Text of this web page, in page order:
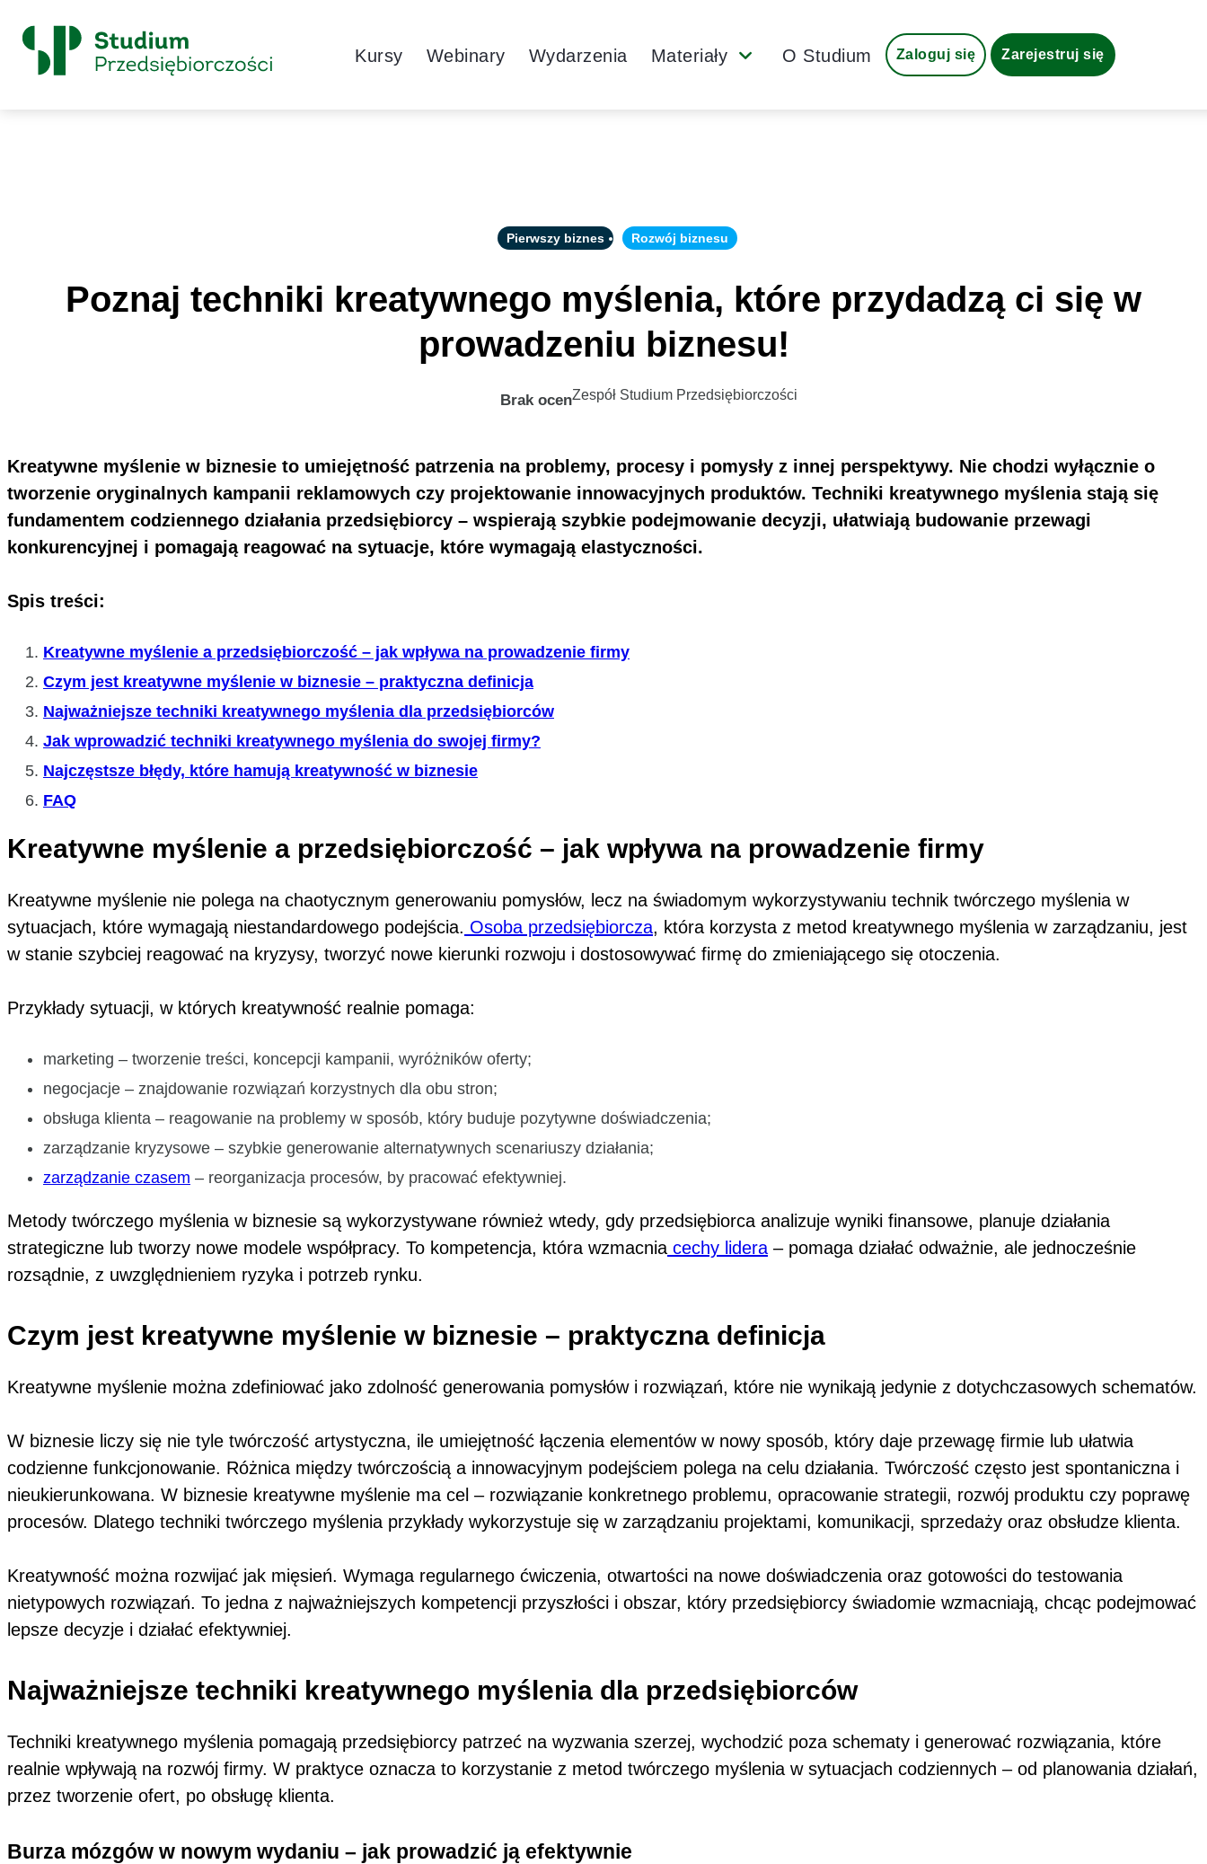
Skip to content
Główne
Logo
Navigation
Kursy Webinary Wydarzenia Materiały SubmenuO Studium Zaloguj się Zarejestruj się
Pierwszy biznes Rozwój biznesu
Poznaj techniki kreatywnego myślenia, które przydadzą ci się w
prowadzeniu biznesu!
Brak ocenZespół Studium Przedsiębiorczości
Kreatywne myślenie w biznesie to umiejętność patrzenia na problemy, procesy i pomysły z innej perspektywy. Nie chodzi wyłącznie o
tworzenie oryginalnych kampanii reklamowych czy projektowanie innowacyjnych produktów. Techniki kreatywnego myślenia stają się
fundamentem codziennego działania przedsiębiorcy – wspierają szybkie podejmowanie decyzji, ułatwiają budowanie przewagi
konkurencyjnej i pomagają reagować na sytuacje, które wymagają elastyczności.
Spis treści:
Kreatywne myślenie a przedsiębiorczość – jak wpływa na prowadzenie firmy
Czym jest kreatywne myślenie w biznesie – praktyczna definicja
Najważniejsze techniki kreatywnego myślenia dla przedsiębiorców
Jak wprowadzić techniki kreatywnego myślenia do swojej firmy?
Najczęstsze błędy, które hamują kreatywność w biznesie
FAQ
Kreatywne myślenie a przedsiębiorczość – jak wpływa na prowadzenie firmy
Kreatywne myślenie nie polega na chaotycznym generowaniu pomysłów, lecz na świadomym wykorzystywaniu technik twórczego myślenia w
sytuacjach, które wymagają niestandardowego podejścia. Osoba przedsiębiorcza, która korzysta z metod kreatywnego myślenia w zarządzaniu, jest
w stanie szybciej reagować na kryzysy, tworzyć nowe kierunki rozwoju i dostosowywać firmę do zmieniającego się otoczenia.
Przykłady sytuacji, w których kreatywność realnie pomaga:
marketing – tworzenie treści, koncepcji kampanii, wyróżników oferty;
negocjacje – znajdowanie rozwiązań korzystnych dla obu stron;
obsługa klienta – reagowanie na problemy w sposób, który buduje pozytywne doświadczenia;
zarządzanie kryzysowe – szybkie generowanie alternatywnych scenariuszy działania;
zarządzanie czasem – reorganizacja procesów, by pracować efektywniej.
Metody twórczego myślenia w biznesie są wykorzystywane również wtedy, gdy przedsiębiorca analizuje wyniki finansowe, planuje działania
strategiczne lub tworzy nowe modele współpracy. To kompetencja, która wzmacnia cechy lidera – pomaga działać odważnie, ale jednocześnie
rozsądnie, z uwzględnieniem ryzyka i potrzeb rynku.
Czym jest kreatywne myślenie w biznesie – praktyczna definicja
Kreatywne myślenie można zdefiniować jako zdolność generowania pomysłów i rozwiązań, które nie wynikają jedynie z dotychczasowych schematów.
W biznesie liczy się nie tyle twórczość artystyczna, ile umiejętność łączenia elementów w nowy sposób, który daje przewagę firmie lub ułatwia
codzienne funkcjonowanie. Różnica między twórczością a innowacyjnym podejściem polega na celu działania. Twórczość często jest spontaniczna i
nieukierunkowana. W biznesie kreatywne myślenie ma cel – rozwiązanie konkretnego problemu, opracowanie strategii, rozwój produktu czy poprawę
procesów. Dlatego techniki twórczego myślenia przykłady wykorzystuje się w zarządzaniu projektami, komunikacji, sprzedaży oraz obsłudze klienta.
Kreatywność można rozwijać jak mięsień. Wymaga regularnego ćwiczenia, otwartości na nowe doświadczenia oraz gotowości do testowania
nietypowych rozwiązań. To jedna z najważniejszych kompetencji przyszłości i obszar, który przedsiębiorcy świadomie wzmacniają, chcąc podejmować
lepsze decyzje i działać efektywniej.
Najważniejsze techniki kreatywnego myślenia dla przedsiębiorców
Techniki kreatywnego myślenia pomagają przedsiębiorcy patrzeć na wyzwania szerzej, wychodzić poza schematy i generować rozwiązania, które
realnie wpływają na rozwój firmy. W praktyce oznacza to korzystanie z metod twórczego myślenia w sytuacjach codziennych – od planowania działań,
przez tworzenie ofert, po obsługę klienta.
Burza mózgów w nowym wydaniu – jak prowadzić ją efektywnie